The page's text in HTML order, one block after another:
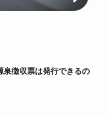
泉徴収票は発行できるの